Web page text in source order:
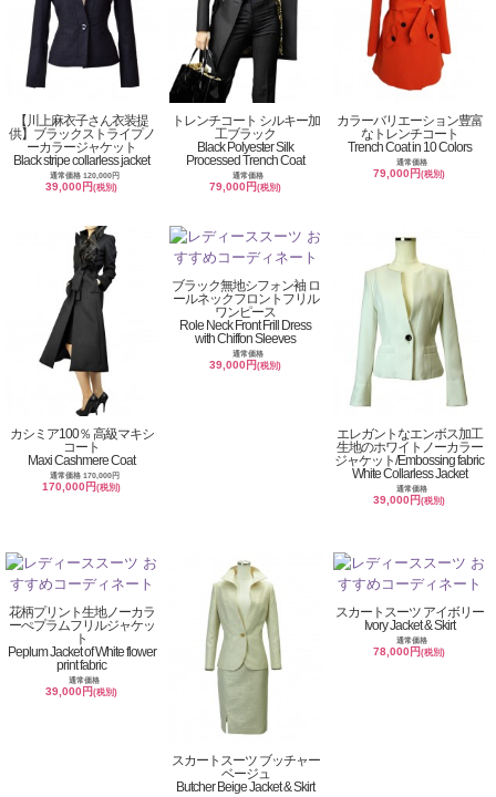
【川上麻衣子さん衣装提
供】ブラックストライプノ
ーカラージャケット
Black stripe collarless jacket
通常価格 120,000円
39,000円(税別)
トレンチコート シルキー加
工ブラック
Black Polyester Silk
Processed Trench Coat
通常価格
79,000円(税別)
カラーバリエーション豊富
なトレンチコート
Trench Coat in 10 Colors
通常価格
79,000円(税別)
カシミア100％ 高級マキシ
コート
Maxi Cashmere Coat
通常価格 170,000円
170,000円(税別)
ブラック無地シフォン袖 ロ
ールネックフロントフリル
ワンピース
Role Neck Front Frill Dress
with Chiffon Sleeves
通常価格
39,000円(税別)
エレガントなエンボス加工
生地のホワイトノーカラー
ジャケット/Embossing fabric
White Collarless Jacket
通常価格
39,000円(税別)
花柄プリント生地ノーカラ
ーぺプラムフリルジャケッ
ト
Peplum Jacket of White flower
print fabric
通常価格
39,000円(税別)
スカートスーツ ブッチャー
ベージュ
Butcher Beige Jacket & Skirt
スカートスーツ アイボリー
Ivory Jacket & Skirt
通常価格
78,000円(税別)